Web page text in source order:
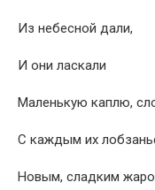
Из небесной дали,
И они ласкали
Маленькую каплю,
С каждым их
Новым, сладким